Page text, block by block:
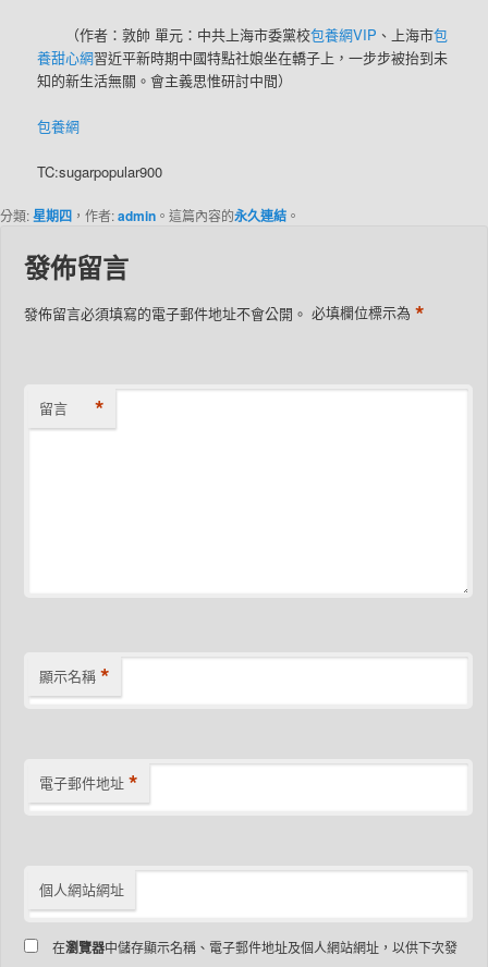
（作者：敦帥單元：中共上海市委黨校包養網VIP 、上海市包
養甜心網習近平新時期中國特點社娘坐在轎子上，一步步被抬到未
知的新生活無關。會主義思惟研討中間）
包養網
TC:sugarpopular900
分類:星期四 ，作者:admin 。這篇內容的永久連結 。
發佈留言
發佈留言必須填寫的電子郵件地址不會公開。 必填欄位標示為*
留言 *
顯示名稱 *
電子郵件地址 *
個人網站網址
在瀏覽器中儲存顯示名稱、電子郵件地址及個人網站網址，以供下次發